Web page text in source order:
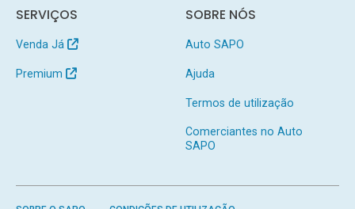
SERVIÇOS
Venda Já
Premium
SOBRE NÓS
Auto SAPO
Ajuda
Termos de utilização
Comerciantes no Auto
SAPO